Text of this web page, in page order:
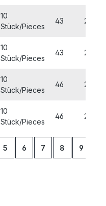
10
Stück/Pieces
43 20
10
Stück/Pieces
43 20
10
Stück/Pieces
46 22
10
Stück/Pieces
46 22
5 6 7 8 9